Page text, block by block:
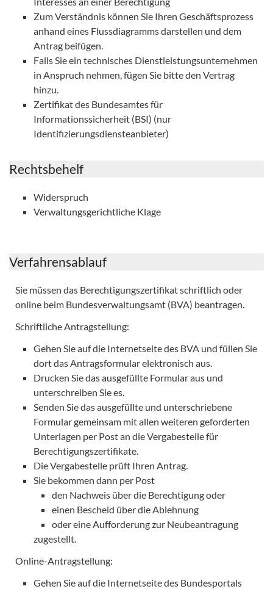
Zum Verständnis können Sie Ihren Geschäftsprozess
anhand eines Flussdiagramms darstellen und dem
Antrag beifügen.
Falls Sie ein technisches Dienstleistungsunternehmen
in Anspruch nehmen, fügen Sie bitte den Vertrag
hinzu.
Zertifikat des Bundesamtes für
Informationssicherheit (BSI) (nur
Identifizierungsdiensteanbieter)
Rechtsbehelf
Widerspruch
Verwaltungsgerichtliche Klage
Verfahrensablauf
Sie müssen das Berechtigungszertifikat schriftlich oder
online beim Bundesverwaltungsamt (BVA) beantragen.
Schriftliche Antragstellung:
Gehen Sie auf die Internetseite des BVA und füllen Sie
dort das Antragsformular elektronisch aus.
Drucken Sie das ausgefüllte Formular aus und
unterschreiben Sie es.
Senden Sie das ausgefüllte und unterschriebene
Formular gemeinsam mit allen weiteren geforderten
Unterlagen per Post an die Vergabestelle für
Berechtigungszertifikate.
Die Vergabestelle prüft Ihren Antrag.
Sie bekommen dann per Post
den Nachweis über die Berechtigung oder
einen Bescheid über die Ablehnung
oder eine Aufforderung zur Neubeantragung
zugestellt.
Online-Antragstellung:
Gehen Sie auf die Internetseite des Bundesportals